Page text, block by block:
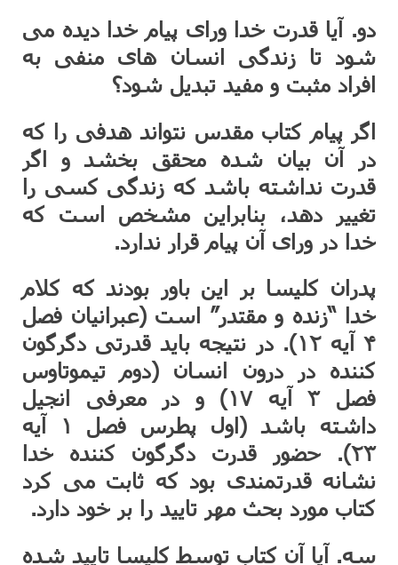
دو. آیا قدرت خدا ورای پیام خدا دیده می
شود تا زندگی انسان های منفی به
افراد مثبت و مفید تبدیل شود؟
اگر پیام کتاب مقدس نتواند هدفی را که
در آن بیان شده محقق بخشد و اگر
قدرت نداشته باشد که زندگی کسی را
تغییر دهد، بنابراین مشخص است که
خدا در ورای آن پیام قرار ندارد.
پدران کلیسا بر این باور بودند که کلام
خدا “زنده و مقتدر” است (عبرانیان فصل
۴ آیه ۱۲). در نتیجه باید قدرتی دگرگون
کننده در درون انسان (دوم تیموتاوس
فصل ۳ آیه ۱۷) و در معرفی انجیل
داشته باشد (اول پطرس فصل ۱ آیه
۲۳). حضور قدرت دگرگون کننده خدا
نشانه قدرتمندی بود که ثابت می کرد
کتاب مورد بحث مهر تایید را بر خود دارد.
سه. آیا آن کتاب توسط کلیسا تایید شده